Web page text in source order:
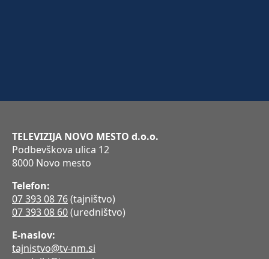
TELEVIZIJA NOVO MESTO d.o.o.
Podbevškova ulica 12
8000 Novo mesto
Telefon:
07 393 08 76(tajništvo)
07 393 08 60(uredništvo)
E-naslov:
tajnistvo@tv-nm.si